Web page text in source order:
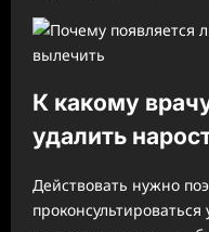
К какому
удалить
Действовать нужно